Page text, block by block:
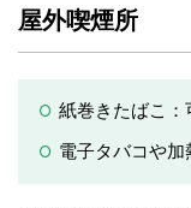
屋外喫煙所
紙巻きたばこ：
電子タバコや加